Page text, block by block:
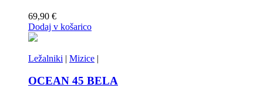
69,90 €
Dodaj v košarico
Ležalniki | Mizice |
OCEAN 45 BELA